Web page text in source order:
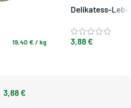
19,40 € /kg
Delikatess-
3,88 €
3,88 €